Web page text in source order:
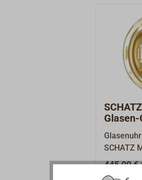
Gehäuse
sich hier
SCHATZ
poliert,
445,00 €